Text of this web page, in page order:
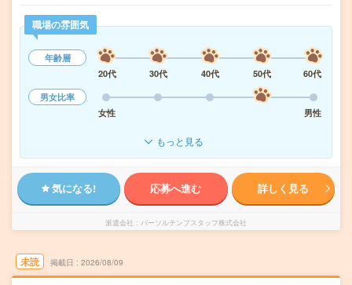
職場の雰囲気
年齢層
20代
30代 40代 50代
60代
男女比率
女性
男性
もっと見る
気になる! 応募へ進む 詳しく見る
派遣会社 パーソルテンプスタッフ株式会社
未読 掲載日 2026/08/09